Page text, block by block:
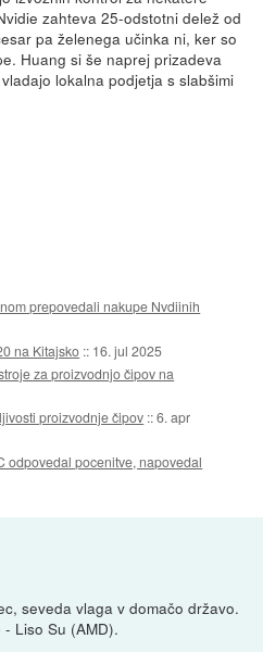
zahteva 25-odstotni delež od
pa želenega učinka ni, ker so
Huang si še naprej prizadeva
lokalna podjetja s slabšimi
prepovedali nakupe Nvdiinih
na Kitajsko :: 16. jul 2025
za proizvodnjo čipov na
proizvodnje čipov ::6. apr
odpovedal pocenitve, napovedal
seveda vlaga v domačo državo.
Liso Su (AMD).